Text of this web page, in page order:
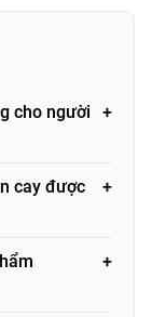
nếp sấy
cho người
cay được